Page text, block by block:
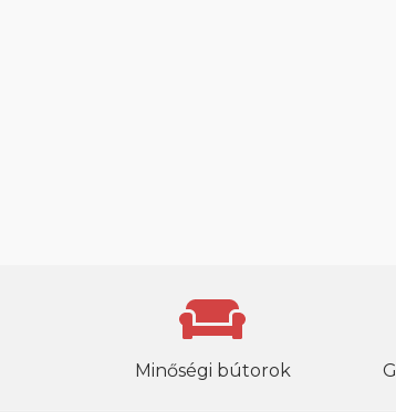
Minőségi bútorok